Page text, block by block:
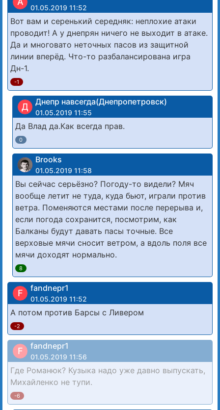
01.05.2019 11:52
Вот вам и серенький середняк: неплохие атаки
проводит! А у днепрян ничего не выходит в атаке.
Да и многовато неточных пасов из защитной
линии вперёд. Что-то разбалансирована игра
Дн-1.
-1
Д Днепр навсегда(Днепропетровск)
01.05.2019 11:55
Да Влад да.Как всегда прав.
0
Brooks
01.05.2019 11:58
Вы сейчас серьёзно? Погоду-то видели? Мяч
вообще летит не туда, куда бьют, играли против
ветра. Поменяются местами после перерыва и,
если погода сохранится, посмотрим, как
Балканы будут давать пасы точные. Все
верховые мячи сносит ветром, а вдоль поля все
мячи доходят нормально.
8
F fandnepr1
01.05.2019 11:52
А потом против Барсы с Ливером
-2
F fandnepr1
01.05.2019 11:56
Где Романюк? Кузыка надо уже давно выпускать,
Михайленко не тупи.
-6